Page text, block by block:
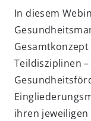
In diesem
Teildisziplinen
ihren